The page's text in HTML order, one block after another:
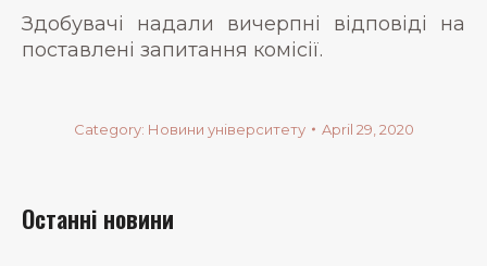
Здобувачі надали вичерпні відповіді на
поставлені запитання комісії.
Category: Новини університету April 29, 2020
Останні новини